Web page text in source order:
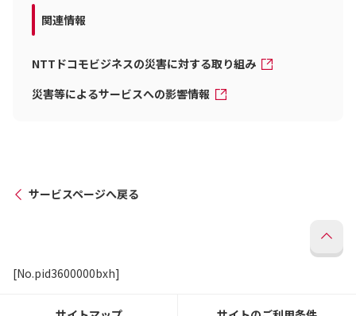
関連情報
NTTドコモビジネスの災害に対する取り組み
災害等によるサービスへの影響情報
サービスページへ戻る
[No.pid3600000bxh]